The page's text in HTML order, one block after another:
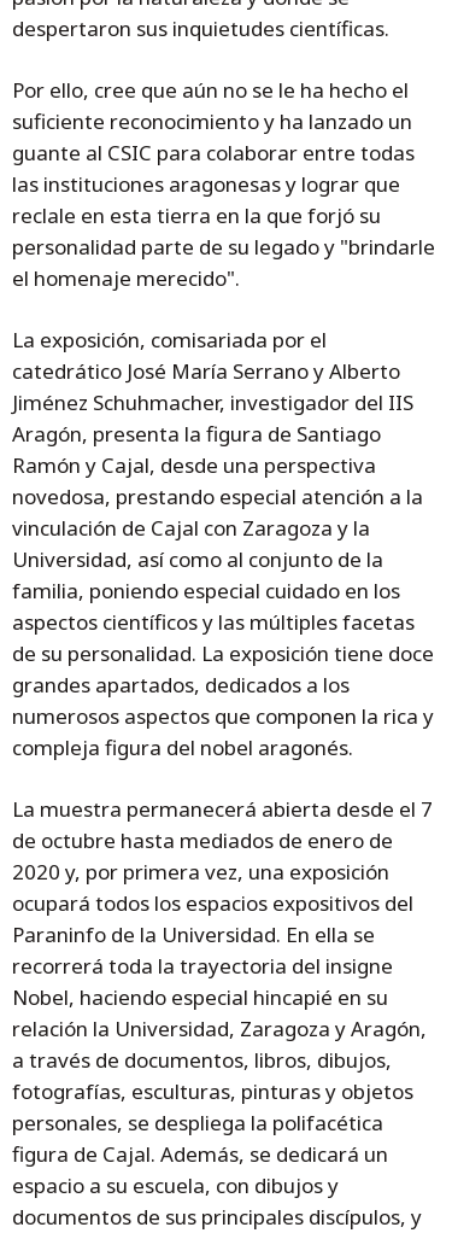
despertaron sus inquietudes científicas.
Por ello, cree que aún no se le ha hecho el
suficiente reconocimiento y ha lanzado un
guante al CSIC para colaborar entre todas
las instituciones aragonesas y lograr que
reclale en esta tierra en la que forjó su
personalidad parte de su legado y "brindarle
el homenaje merecido".
La exposición, comisariada por el
catedrático José María Serrano y Alberto
Jiménez Schuhmacher, investigador del IIS
Aragón, presenta la figura de Santiago
Ramón y Cajal, desde una perspectiva
novedosa, prestando especial atención a la
vinculación de Cajal con Zaragoza y la
Universidad, así como al conjunto de la
familia, poniendo especial cuidado en los
aspectos científicos y las múltiples facetas
de su personalidad. La exposición tiene doce
grandes apartados, dedicados a los
numerosos aspectos que componen la rica y
compleja figura del nobel aragonés.
La muestra permanecerá abierta desde el 7
de octubre hasta mediados de enero de
2020 y, por primera vez, una exposición
ocupará todos los espacios expositivos del
Paraninfo de la Universidad. En ella se
recorrerá toda la trayectoria del insigne
Nobel, haciendo especial hincapié en su
relación la Universidad, Zaragoza y Aragón,
a través de documentos, libros, dibujos,
fotografías, esculturas, pinturas y objetos
personales, se despliega la polifacética
figura de Cajal. Además, se dedicará un
espacio a su escuela, con dibujos y
documentos de sus principales discípulos, y